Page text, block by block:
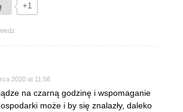
+1
2020 at 11:58
na czarną godzinę i wspomaganie
może i by się znalazły, daleko